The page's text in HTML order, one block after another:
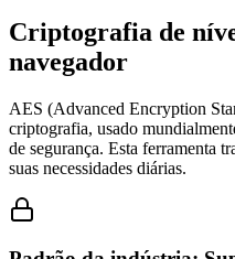
Criptografia de
navegador
AES (Advanced Encryption
criptografia, usado
de segurança. Esta ferramenta
suas necessidades diárias.